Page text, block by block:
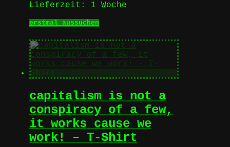
Lieferzeit: 1 Woche
erstmal aussuchenDieses
weist
mehrere
Varianten
auf.
Die
können
auf
der
Produktseite
gewählt
werden
capitalism is not a
conspiracy of a few,
it works cause we
work! – T-Shirt